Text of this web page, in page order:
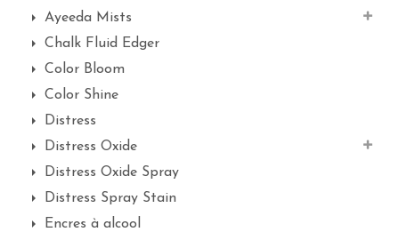
Ayeeda Mists
Chalk Fluid Edger
Color Bloom
Color Shine
Distress
Distress Oxide
Distress Oxide Spray
Distress Spray Stain
Encres à alcool